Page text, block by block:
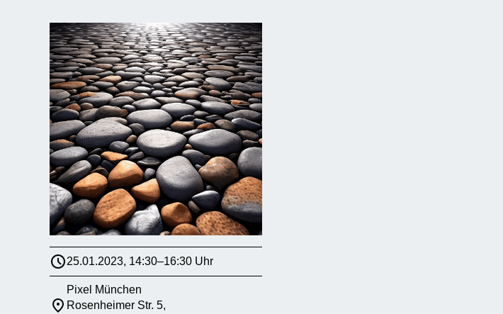
25.01.2023, 14:30–16:30 Uhr
Pixel München
Rosenheimer Str. 5,